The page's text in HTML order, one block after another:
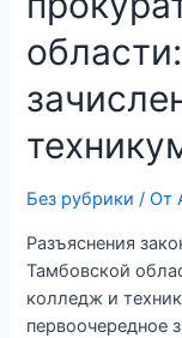
Без рубрики / От
Разъяснения
Тамбовской
колледж и
первоочередное